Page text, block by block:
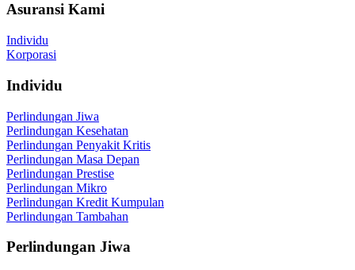
Asuransi Kami
Individu
Korporasi
Individu
Perlindungan Jiwa
Perlindungan Kesehatan
Perlindungan Penyakit Kritis
Perlindungan Masa Depan
Perlindungan Prestise
Perlindungan Mikro
Perlindungan Kredit Kumpulan
Perlindungan Tambahan
Perlindungan Jiwa